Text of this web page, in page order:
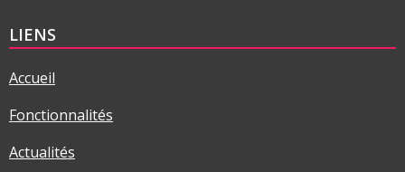
LIENS
Accueil
Fonctionnalités
Actualités